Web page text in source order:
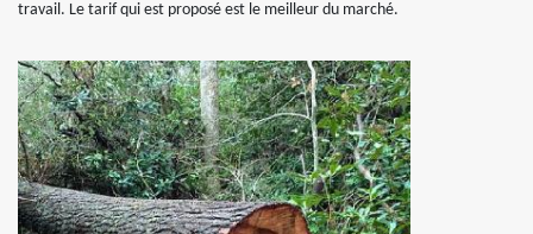
travail. Le tarif qui est proposé est le meilleur du marché.